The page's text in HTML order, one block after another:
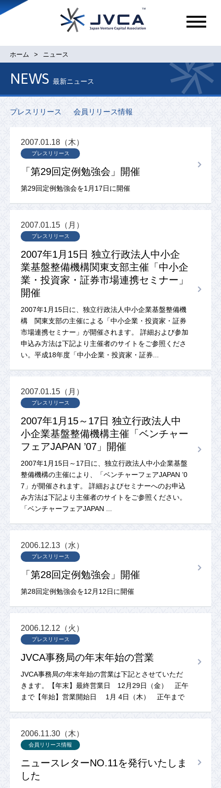
メ
ュ
ホーム ニュース
NEWS 最新ニュース
プレスリリース 会員リリース情報
「第29回定例勉強会」開催
第29回定例勉強会を1月17日に開催
プレスリリース
2007.01.18（木）
2007年1月15日 独立行政法人中小企
業基盤整備機構関東支部主催「中小企
業・投資家・証券市場連携セミナー」
開催
2007年1月15日に、独立行政法人中小企業基盤整備機
構 関東支部の主催による「中小企業・投資家・証券
市場連携セミナー」が開催されます。 詳細および参加
申込み方法は下記より主催者のサイトをご参照くださ
い。平成18年度「中小企業・投資家・証券...
プレスリリース
2007.01.15（月）
2007年1月15～17日 独立行政法人中
小企業基盤整備機構主催「ベンチャー
フェアJAPAN ’07」開催
2007年1月15日～17日に、独立行政法人中小企業基盤
整備機構の主催により、「ベンチャーフェアJAPAN ’0
7」が開催されます。 詳細およびセミナーへのお申込
み方法は下記より主催者のサイトをご参照ください。
「ベンチャーフェアJAPAN ...
プレスリリース
2007.01.15（月）
「第28回定例勉強会」開催
第28回定例勉強会を12月12日に開催
プレスリリース
2006.12.13（水）
JVCA事務局の年末年始の営業
JVCA事務局の年末年始の営業は下記とさせていただ
きます。【年末】最終営業日 12月29日（金） 正午
まで【年始】営業開始日 1月 4日（木） 正午まで
プレスリリース
2006.12.12（火）
ニュースレターNO.11を発行いたしま
した
会員リリース情報
2006.11.30（木）